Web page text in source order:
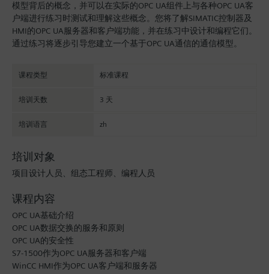
模型背后的概念，并可以在实际的OPC UA组件上与各种OPC UA客
户端进行练习时测试和理解这些概念。您将了解SIMATIC控制器及
HMI的OPC UA服务器和客户端功能，并在练习中设计和编程它们。
通过练习将逐步引导您建立一个基于OPC UA通信的通信模型。
课程类型 标准课程
培训天数 3 天
培训语言 zh
培训对象
项目设计人员、组态工程师、编程人员
课程内容
OPC UA基础介绍
OPC UA数据交换的服务和原则
OPC UA的安全性
S7-1500作为OPC UA服务器和客户端
WinCC HMI作为OPC UA客户端和服务器